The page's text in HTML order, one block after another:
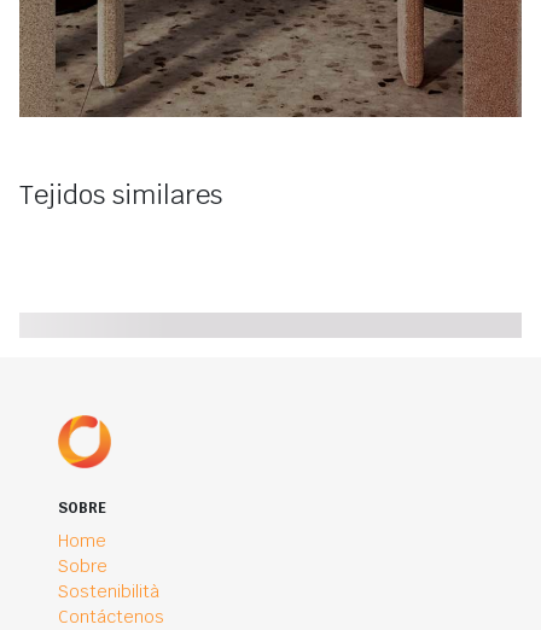
Tejidos similares
SOBRE
Home
Sobre
Sostenibilità
Contáctenos